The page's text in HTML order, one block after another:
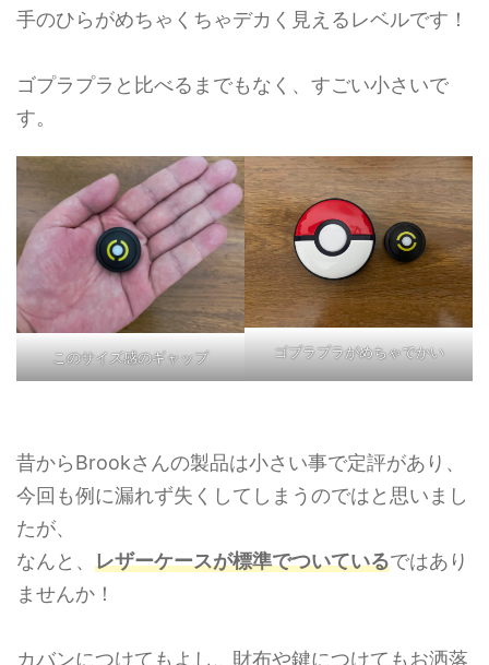
手のひらがめちゃくちゃデカく見えるレベルです！
ゴプラプラと比べるまでもなく、すごい小さいで
す。
このサイズ感のギャップ ゴプラプラがめちゃでかい
昔からBrookさんの製品は小さい事で定評があり、
今回も例に漏れず失くしてしまうのではと思いまし
たが、
なんと、 レザーケースが標準でついているではあり
ませんか！
カバンにつけてもよし、財布や鍵につけてもお洒落